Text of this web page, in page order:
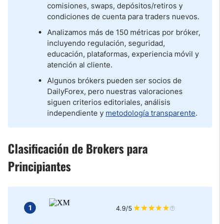
comisiones, swaps, depósitos/retiros y
condiciones de cuenta para traders nuevos.
Analizamos más de 150 métricas por bróker,
incluyendo regulación, seguridad,
educación, plataformas, experiencia móvil y
atención al cliente.
Algunos brókers pueden ser socios de
DailyForex, pero nuestras valoraciones
siguen criterios editoriales, análisis
independiente y metodología transparente.
Clasificación de Brokers para
Principiantes
1 4.9/5